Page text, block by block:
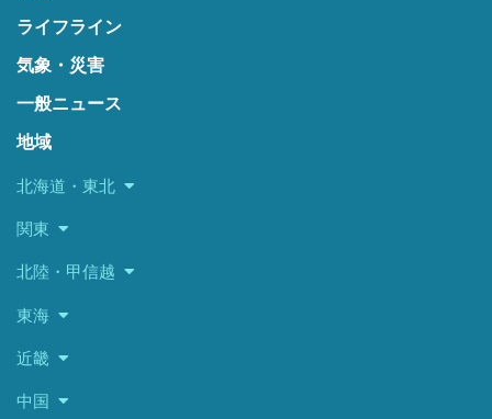
ライフライン
気象・災害
一般ニュース
地域
北海道・東北
関東
北陸・甲信越
東海
近畿
中国